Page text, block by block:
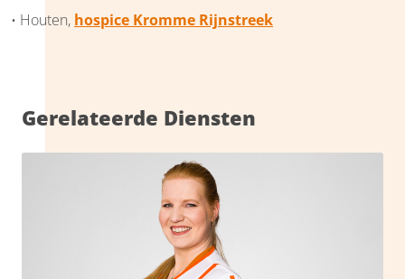
• Houten, hospice Kromme Rijnstreek
Gerelateerde Diensten